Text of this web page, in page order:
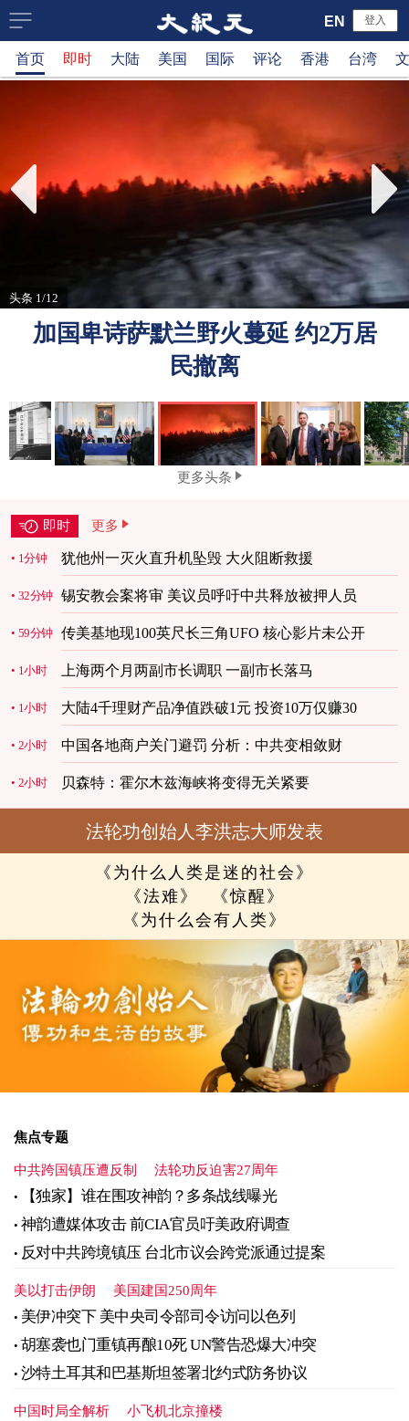
大
纪
元
新
网
登入
EN
首页 即时 大陆 美国 国际 评论 香港 台湾
头条 1/12
加国卑诗萨默兰野火蔓延 约2万居
民撤离
更多头条
即时 更多
1分钟 犹他州一灭火直升机坠毁 大火阻断救援
32分钟 锡安教会案将审 美议员呼吁中共释放被押人员
59分钟 传美基地现100英尺长三角UFO 核心影片未公开
1小时 上海两个月两副市长调职 一副市长落马
1小时 大陆4千理财产品净值跌破1元 投资10万仅赚30
2小时 中国各地商户关门避罚 分析：中共变相敛财
2小时 贝森特：霍尔木兹海峡将变得无关紧要
法轮功创始人李洪志大师发表
《为什么人类是迷的社会》
《法难》
《惊醒》
《为什么会有人类》
焦点专题
中共跨国镇压遭反制 法轮功反迫害27周年
【独家】谁在围攻神韵？多条战线曝光
神韵遭媒体攻击 前CIA官员吁美政府调查
反对中共跨境镇压 台北市议会跨党派通过提案
美以打击伊朗 美国建国250周年
美伊冲突下 美中央司令部司令访问以色列
胡塞袭也门重镇再酿10死 UN警告恐爆大冲突
沙特土耳其和巴基斯坦签署北约式防务协议
中国时局全解析 小飞机北京撞楼